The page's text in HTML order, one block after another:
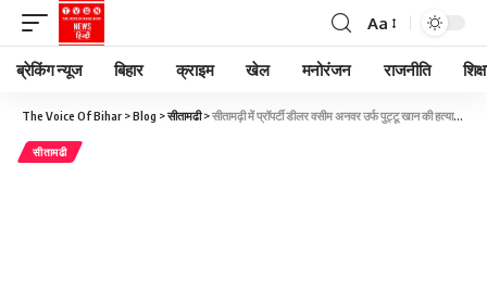
Aa
ब्रेकिंग न्यूज बिहार क्राइम खेल मनोरंजन राजनीति
The Voice Of Bihar >Blog >सीतामढी>सीतामढ़ी में प्रॉपर्टी डीलर वसीम अनवर उर्फ पुट्टू खान की हत्याकांड में फरार आरोपितों के खिलाफ कोर्ट से जारी हुआ वारंट
सीतामढी